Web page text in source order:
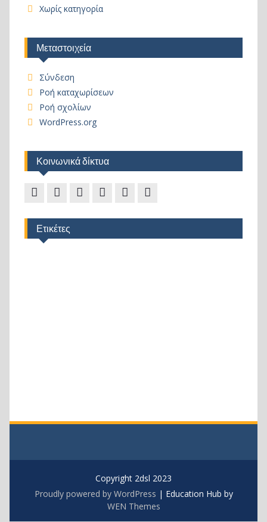
Χωρίς κατηγορία
Μεταστοιχεία
Σύνδεση
Ροή καταχωρίσεων
Ροή σχολίων
WordPress.org
Κοινωνικά δίκτυα
κανάλι
μας
τηλεκπαίδευσης
2
–
Σύλλογος
Ετικέτες
Copyright 2dsl 2023
Proudly powered by WordPress | Education Hub by
WEN Themes